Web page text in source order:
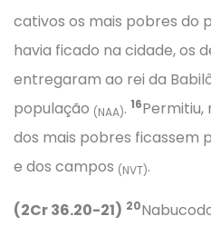
cativos os mais pobres do
havia ficado na cidade, os
entregaram ao rei da
população (NAA). 16Permitiu,
dos mais pobres ficassem
e dos campos (NVT).
(2Cr 36.20-21) 20